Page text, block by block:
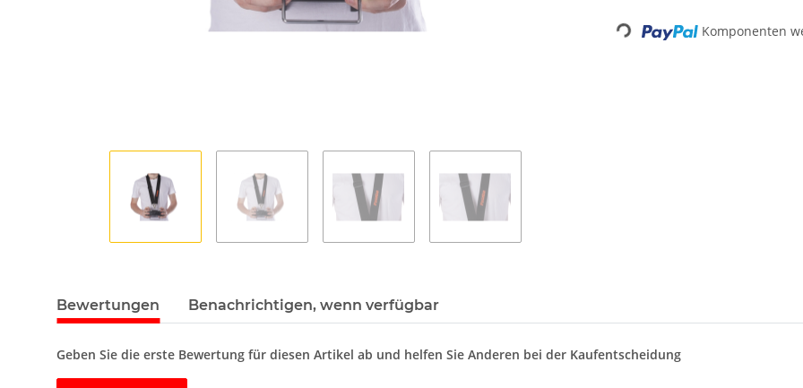
Loading... Komponenten
Bewertungen Benachrichtigen, wenn verfügbar
Geben Sie die erste Bewertung für diesen Artikel ab und helfen Sie Anderen bei der Kaufentscheidung